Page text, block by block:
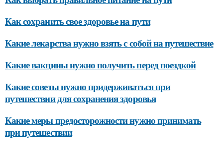
Как сохранить свое здоровье на пути
Какие лекарства нужно взять с собой на путешествие
Какие вакцины нужно получить перед поездкой
Какие советы нужно придерживаться при
путешествии для сохранения здоровья
Какие меры предосторожности нужно принимать
при путешествии